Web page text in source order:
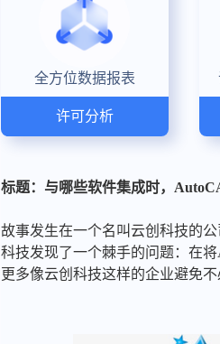
全方位数据报表
许可分析
标题：与哪些软件集成时，
故事发生在一个名叫云创科技的
科技发现了一个棘手的问题：在
更多像云创科技这样的企业避免